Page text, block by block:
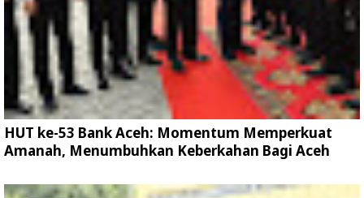
HUT ke-53 Bank Aceh: Momentum Memperkuat
Amanah, Menumbuhkan Keberkahan Bagi Aceh